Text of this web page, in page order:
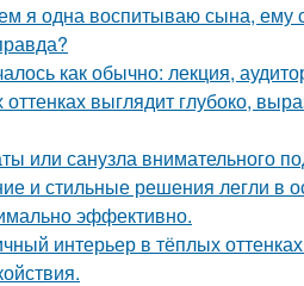
я одна воспитываю сына, ему
как обычно: лекция,
выглядит глубоко,
или санузла внимательного
и стильные решения легли в
эффективно.
интерьер в тёплых